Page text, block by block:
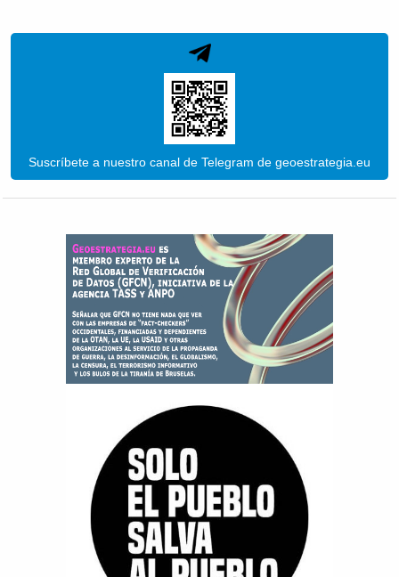
Suscríbete a nuestro canal de Telegram de geoestrategia.eu